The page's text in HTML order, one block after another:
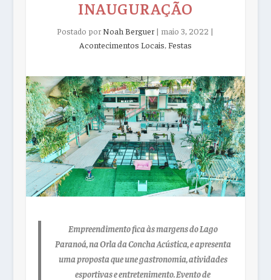
INAUGURAÇÃO
Postado por Noah Berguer| maio 3, 2022 |
Acontecimentos Locais,Festas
Empreendimento fica às margens do Lago
Paranoá, na Orla da Concha Acústica, e apresenta
uma proposta que une gastronomia, atividades
esportivas e entretenimento. Evento de